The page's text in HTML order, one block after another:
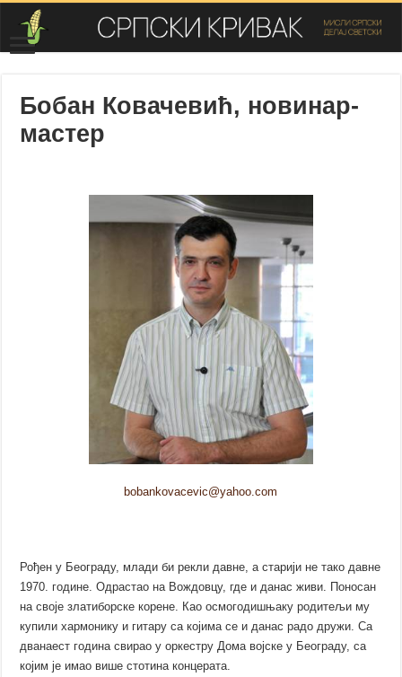
Бобан Ковачевић, новинар-
мастер
bobankovacevic@yahoo.com
Рођен у Београду, млади би рекли давне, а старији не тако давне
1970. године. Одрастао на Вождовцу, где и данас живи. Поносан
на своје златиборске корене. Као осмогодишњаку родитељи му
купили хармонику и гитару са којима се и данас радо дружи. Са
дванаест година свирао у оркестру Дома војске у Београду, са
којим је имао више стотина концерата.